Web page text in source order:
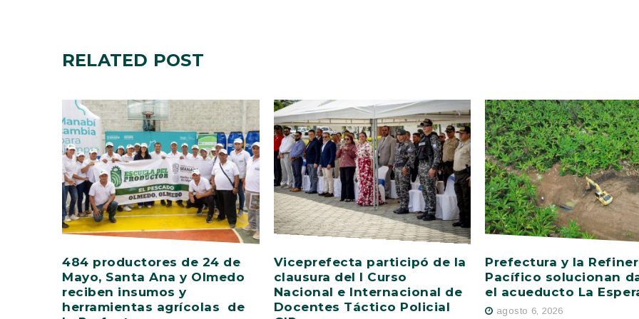
RELATED POST
484 productores de 24 de
Mayo, Santa Ana y Olmedo
reciben insumos y
herramientas agrícolas de
Viceprefecta participó de la
clausura del I Curso
Nacional e Internacional de
Docentes Táctico Policial
Prefectura y la
Pacífico solucionan
el acueducto La
agosto 6, 2026